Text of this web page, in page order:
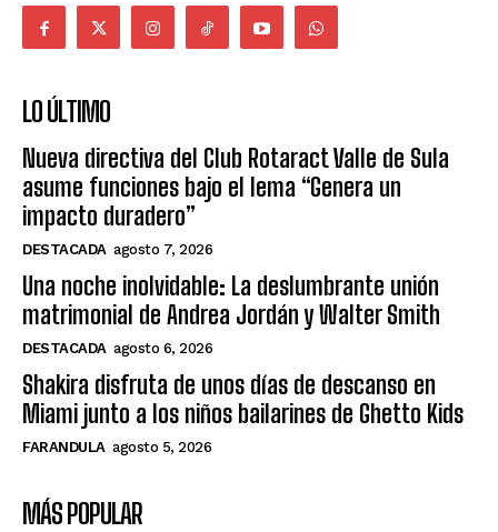
LO ÚLTIMO
Nueva directiva del Club Rotaract Valle de Sula
asume funciones bajo el lema “Genera un
impacto duradero”
DESTACADA agosto 7, 2026
Una noche inolvidable: La deslumbrante unión
matrimonial de Andrea Jordán y Walter Smith
DESTACADA agosto 6, 2026
Shakira disfruta de unos días de descanso en
Miami junto a los niños bailarines de Ghetto Kids
FARANDULA agosto 5, 2026
MÁS POPULAR